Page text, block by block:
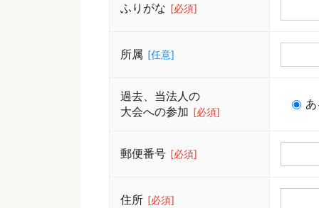
ふりがな [必須]
所属 [任意]
過去、当法人の
大会への参加 [必須]
郵便番号 [必須]
住所 [必須]